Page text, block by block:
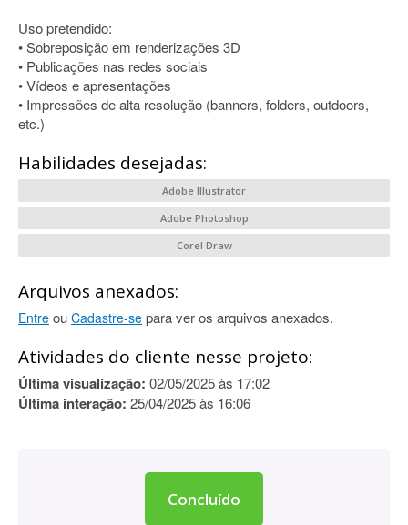
Uso pretendido:
• Sobreposição em renderizações 3D
• Publicações nas redes sociais
• Vídeos e apresentações
• Impressões de alta resolução (banners, folders, outdoors,
etc.)
Habilidades desejadas:
Adobe Illustrator
Adobe Photoshop
Corel Draw
Arquivos anexados:
Entre ou Cadastre-se para ver os arquivos anexados.
Atividades do cliente nesse projeto:
Última visualização: 02/05/2025 às 17:02
Última interação: 25/04/2025 às 16:06
Concluído